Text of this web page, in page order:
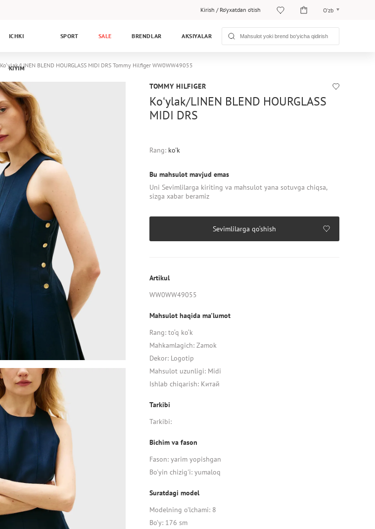
Kirish / Ro‘yxatdan o‘tish O‘zb
Рус
ICHKI
KIYIM
SPORT SALE BRENDLAR AKSIYALAR
Koʻylak/LINEN BLEND HOURGLASS MIDI DRS Tommy Hilfiger WW0WW49055
TOMMY HILFIGER
Koʻylak/LINEN BLEND HOURGLASS
MIDI DRS
Rang: ko'k
Bu mahsulot mavjud emas
Uni Sevimlilarga kiriting va mahsulot yana sotuvga chiqsa,
sizga xabar beramiz
Sevimlilarga qo‘shish
Artikul
WW0WW49055
Mahsulot haqida ma'lumot
Rang: to‘q ko‘k
Mahkamlagich: Zamok
Dekor: Logotip
Mahsulot uzunligi: Midi
Ishlab chiqarish: Китай
Tarkibi
Tarkibi:
Bichim va fason
Fason: yarim yopishgan
Bo'yin chizig'i: yumaloq
Suratdagi model
Modelning o'lchami: 8
Bo’y: 176 sm